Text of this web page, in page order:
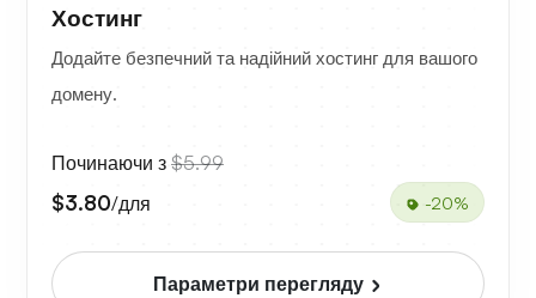
Хостинг
Додайте безпечний та надійний хостинг для вашого
домену.
Починаючи з $5.99
$3.80/для -20%
Параметри перегляду